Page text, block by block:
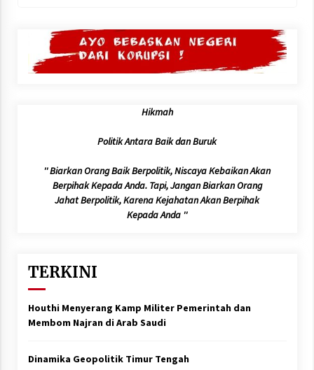
Hikmah
Politik Antara Baik dan Buruk
'' Biarkan Orang Baik Berpolitik, Niscaya Kebaikan Akan
Berpihak Kepada Anda. Tapi, Jangan Biarkan Orang
Jahat Berpolitik, Karena Kejahatan Akan Berpihak
Kepada Anda ''
TERKINI
Houthi Menyerang Kamp Militer Pemerintah dan
Membom Najran di Arab Saudi
Dinamika Geopolitik Timur Tengah